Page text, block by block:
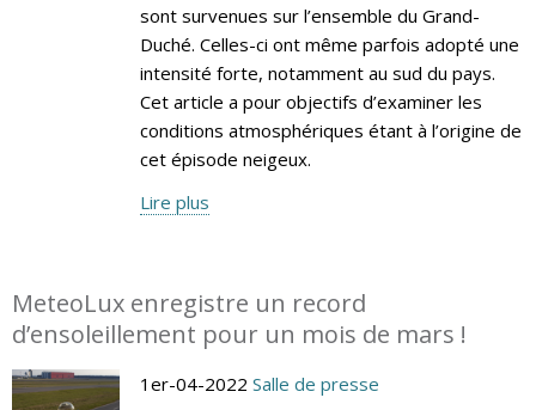
sont survenues sur l’ensemble du Grand-
Duché. Celles-ci ont même parfois adopté une
intensité forte, notamment au sud du pays.
Cet article a pour objectifs d’examiner les
conditions atmosphériques étant à l’origine de
cet épisode neigeux.
Lire plus
MeteoLux enregistre un record
d’ensoleillement pour un mois de mars !
1er-04-2022 Salle de presse